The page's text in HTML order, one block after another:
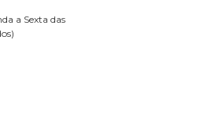
a Sexta das